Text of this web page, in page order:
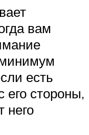
вам
есть
его стороны,
него